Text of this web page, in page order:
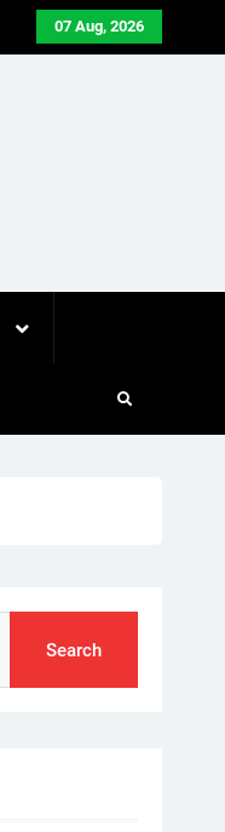
07 Aug, 2026